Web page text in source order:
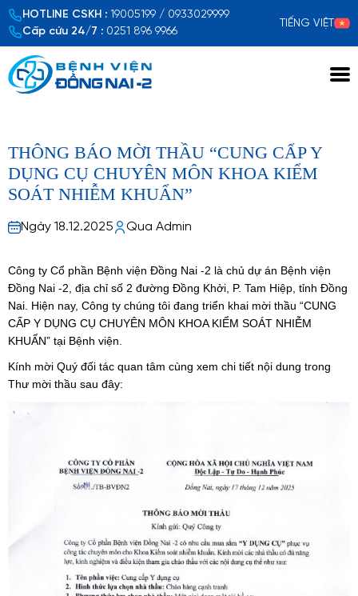
HOTLINE CSKH : 19005199 / 0933029999
Cấp cứu 24/7 : 0251 896 9966
TIẾNG VIỆT
THÔNG BÁO MỜI THẦU “CUNG CẤP Y
DỤNG CỤ CHUYÊN MÔN KHOA KIỂM
SOÁT NHIỄM KHUẨN”
Ngày 18.12.2025 Qua Admin
Công ty Cổ phần Bệnh viện Đồng Nai -2 là chủ dự án Bệnh viện
Đồng Nai -2, địa chỉ số 2 đường Đồng Khởi, P. Tam Hiệp, tỉnh Đồng
Nai. Hiện nay, Công ty chúng tôi đang triển khai mời thầu “CUNG
CẤP Y DỤNG CỤ CHUYÊN MÔN KHOA KIỂM SOÁT NHIỄM
KHUẨN” tại Bệnh viện.
Kính mời Quý đối tác quan tâm cùng xem chi tiết nội dung trong
Thư mời thầu sau đây: